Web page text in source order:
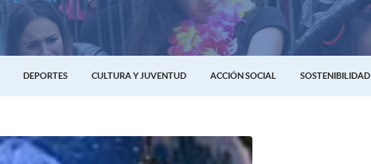
DEPORTES CULTURA Y JUVENTUD ACCIÓN SOCIAL SOSTENIBILIDAD